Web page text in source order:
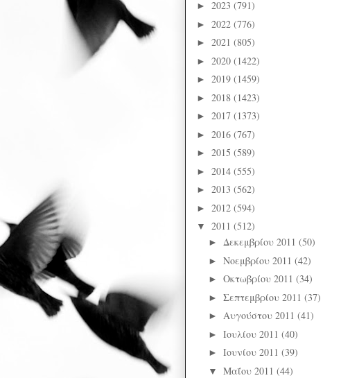
► 2023 (791)
► 2022 (776)
► 2021 (805)
► 2020 (1422)
► 2019 (1459)
► 2018 (1423)
► 2017 (1373)
► 2016 (767)
► 2015 (589)
► 2014 (555)
► 2013 (562)
► 2012 (594)
▼ 2011 (512)
► Δεκεμβρίου 2011 (50)
► Νοεμβρίου 2011 (42)
► Οκτωβρίου 2011 (34)
► Σεπτεμβρίου 2011 (37)
► Αυγούστου 2011 (41)
► Ιουλίου 2011 (40)
► Ιουνίου 2011 (39)
▼ Μαΐου 2011 (44)